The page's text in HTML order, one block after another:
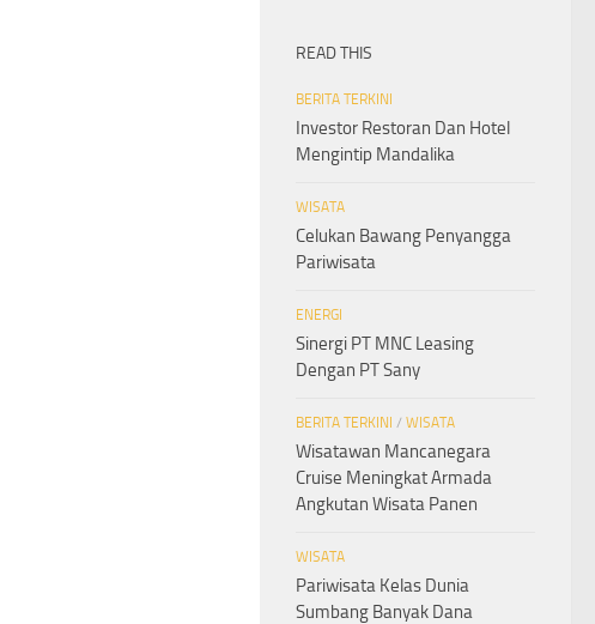
READ THIS
BERITA TERKINI
Investor Restoran Dan Hotel
Mengintip Mandalika
WISATA
Celukan Bawang Penyangga
Pariwisata
ENERGI
Sinergi PT MNC Leasing
Dengan PT Sany
BERITA TERKINI / WISATA
Wisatawan Mancanegara
Cruise Meningkat Armada
Angkutan Wisata Panen
WISATA
Pariwisata Kelas Dunia
Sumbang Banyak Dana